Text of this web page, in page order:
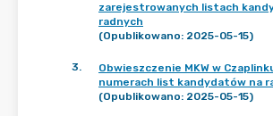
zarejestrowanych listach
radnych
(Opublikowano: 2025-05-15)
3.
Obwieszczenie MKW w
numerach list kandydatów na
(Opublikowano: 2025-05-15)